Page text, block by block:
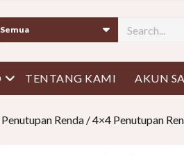
buka menu
TENTANG KAMI AKUN
Renda / 4×4 Penutupan